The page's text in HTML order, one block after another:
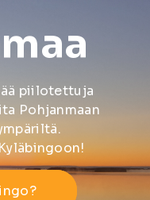
piilotettuja
Pohjanmaan